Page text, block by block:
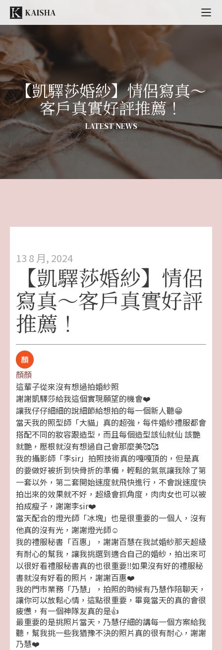
【凱驛莎婚紗】情侶寫真～
客戶真實好評推薦！
LATEST NEWS
13 8 月, 2024
【凱驛莎婚紗】情侶
寫真～客戶真實好評
推薦！
顏顏
這輩子從來沒有想過拍婚紗照
謝謝凱驛莎給我這個實現願望的機會❤️
讓我仔仔細細的說細節給想拍的每一個新人聽😁
當天我的照型師「大貓」真的超強，每件婚紗禮服都會
搭配不同的妝容跟造型，而且每個造型該仙就仙 該艷
就艷，壓根就沒有想過自己會那麼美🥰🥰
我的攝影師「李sir」拍照技術真的嘎嘎頂的，但是真
的要做好被折到快骨折的準備，輕鬆的氣氛讓我除了第
一套以外，第二套開始速度就飛快進行，不會說速度快
拍出來的效果就不好，超級會抓角度，肉肉女也可以被
拍成瘦子，謝謝李sir❤️
當天配合的燈光師「冰塊」也是很重要的一個人，沒有
他真的沒有光，謝謝燈光師☺️
我的禮服秘書「百惠」，謝謝百慧在我試婚紗那天超級
有耐心的幫我，讓我挑選到適合自己的婚紗，拍出來可
以很好看禮服秘書真的也很重要‼️如果沒有好的禮服秘
書就沒有好看的照片，謝謝百惠❤️
我的門市業務「乃慧」，拍照的時候有乃慧作陪聊天，
讓你可以放鬆心情，這點很重要，畢竟當天的真的會很
疲憊，有一個神隊友真的是👍
最重要的是挑照片當天，乃慧仔細的講每一個方案給我
聽，幫我挑一些我猶豫不決的照片真的很有耐心，謝謝
乃慧❤️